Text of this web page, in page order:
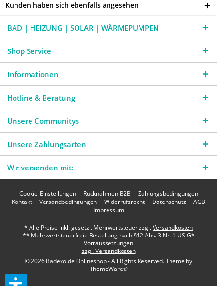
Kunden haben sich ebenfalls angesehen
BAD | HEIZUNG | SOLAR | WÄRMEPUMPEN
Shop Service
Informationen
Hotline & Beratung
Unsere Communitys
Unsere Zahlungsarten
Wir versenden mit:
Cookie-Einstellungen Rücknahmen B2B
Zahlungsbedingungen
Kontakt
Versandbedingungen Widerrufsrecht Datenschutz
AGB
Impressum
* Alle Preise inkl. gesetzl. Mehrwertsteuer zzgl.Versandkosten
** Mehrwertsteuerfreie Bestellung nach §12 Abs. 3 Nr. 1 UStG*
Vorraussetzungen
zzgl. Versandkosten
© 2026 Badexo.de Onlineshop - All Rights Reserved. Theme by
ThemeWare®